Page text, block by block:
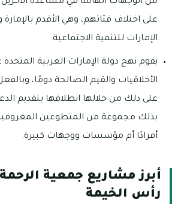
على اختلاف فئاتهم، وهي الأقدم
الإمارات للتنمية الاجتماعية.
يقوم نهج دولة الإمارات العربية
الأخلاقيات والقيم الصالحة دومًا،
على ذلك من خلالها انطلاقها بتقديم
بذلك مجموعة من المتطوعين المعروفين
أفرادًا أم مؤسسات ووجهات كبيرة.
أبرز مشاريع جمعية الرحمة
رأس الخيمة